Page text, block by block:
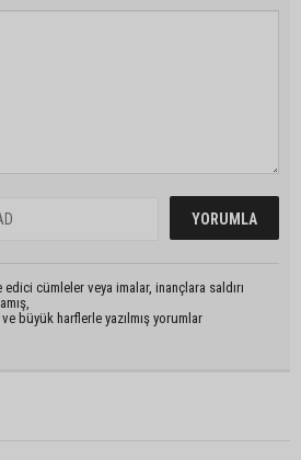
cümleler veya imalar, inançlara saldırı
büyük harflerle yazılmış yorumlar